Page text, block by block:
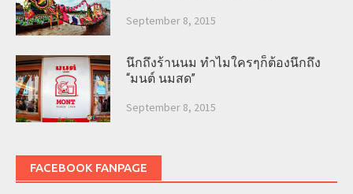
September 8, 2015
นึกถึงร้านนม ทำไมใครๆก็ต้องนึกถึง
“มนต์ นมสด”
September 8, 2015
FACEBOOK FANPAGE